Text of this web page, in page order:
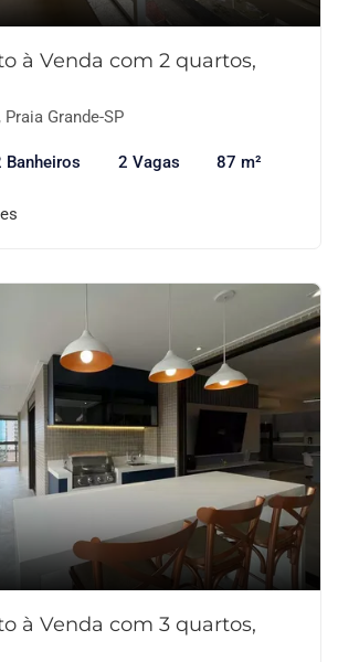
à Venda com 2 quartos,
Grande-SP
Banheiros 2 Vagas 87 m²
à Venda com 3 quartos,